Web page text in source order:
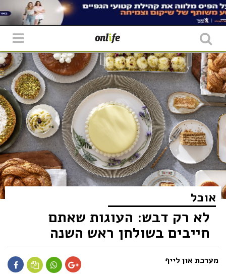
אוכל
לא רק דבש: העוגות שאתם
חייבים בשולחן ראש השנה
מערכת און לייף